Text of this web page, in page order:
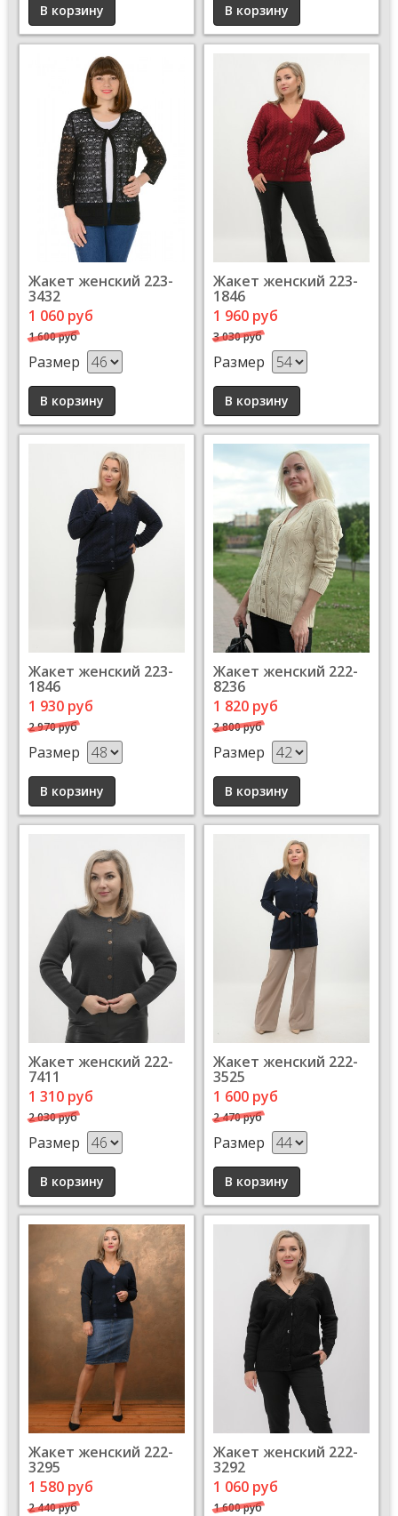
Жакет женский 223-
3432
1 060 руб
1 600 руб
Размер
Жакет женский 223-
1846
1 960 руб
3 030 руб
Размер
Жакет женский 223-
1846
1 930 руб
2 970 руб
Размер
Жакет женский 222-
8236
1 820 руб
2 800 руб
Размер
Жакет женский 222-
7411
1 310 руб
2 030 руб
Размер
Жакет женский 222-
3525
1 600 руб
2 470 руб
Размер
Жакет женский 222-
3295
1 580 руб
2 440 руб
Жакет женский 222-
3292
1 060 руб
1 600 руб